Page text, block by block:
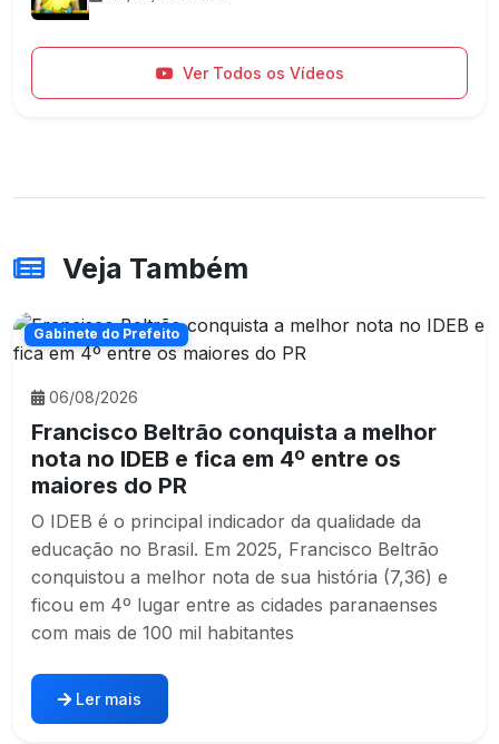
Ver Todos os Vídeos
Veja Também
Gabinete do Prefeito
06/08/2026
Francisco Beltrão conquista a melhor
nota no IDEB e fica em 4º entre os
maiores do PR
O IDEB é o principal indicador da qualidade da
educação no Brasil. Em 2025, Francisco Beltrão
conquistou a melhor nota de sua história (7,36) e
ficou em 4º lugar entre as cidades paranaenses
com mais de 100 mil habitantes
Ler mais